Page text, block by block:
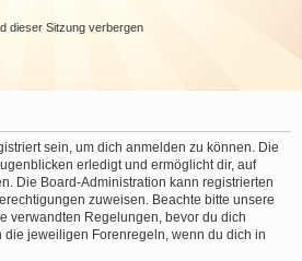
dieser Sitzung verbergen
sein, um dich anmelden zu können. Die
erledigt und ermöglicht dir, auf
Die Board-Administration kann registrierten
zuweisen. Beachte bitte unsere
verwandten Regelungen, bevor du dich
die jeweiligen Forenregeln, wenn du dich in